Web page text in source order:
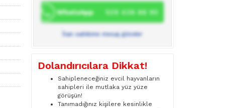
WhatsApp 539 436 88 90
İlan sahibine mesaj gönder
Dolandırıcılara Dikkat!
Sahipleneceğiniz evcil hayvanların
sahipleri ile mutlaka yüz yüze
görüşün!
Tanımadığınız kişilere kesinlikle